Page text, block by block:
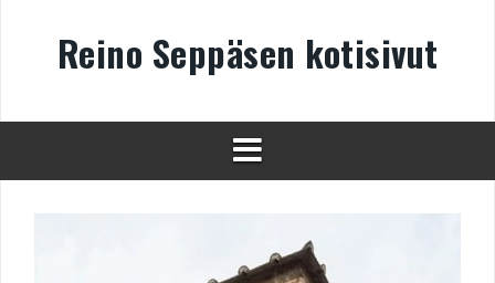
Reino Seppäsen kotisivut